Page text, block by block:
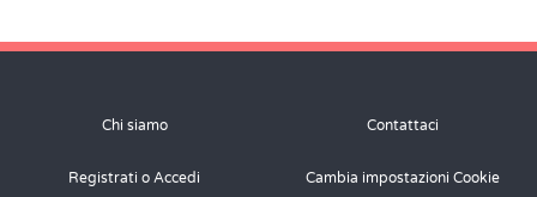
Chi siamo Contattaci
Registrati o Accedi Cambia impostazioni Cookie